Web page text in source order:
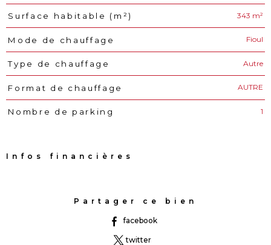
Surface habitable (m²) 343 m²
Mode de chauffage Fioul
Type de chauffage Autre
Format de chauffage AUTRE
Nombre de parking 1
Infos financières
Partager ce bien
facebook
twitter